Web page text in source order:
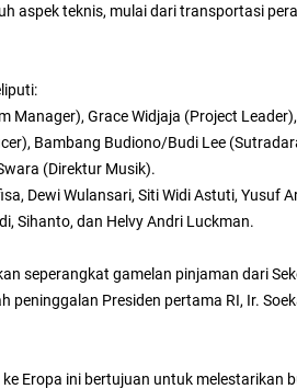
aspek teknis, mulai dari transportasi
Manager), Grace Widjaja (Project
Bambang Budiono/Budi Lee
(Direktur Musik).
Dewi Wulansari, Siti Widi Astuti, Yusuf
Sihanto, dan Helvy Andri Luckman.
seperangkat gamelan pinjaman dari
peninggalan Presiden pertama RI, Ir.
Eropa ini bertujuan untuk melestarikan